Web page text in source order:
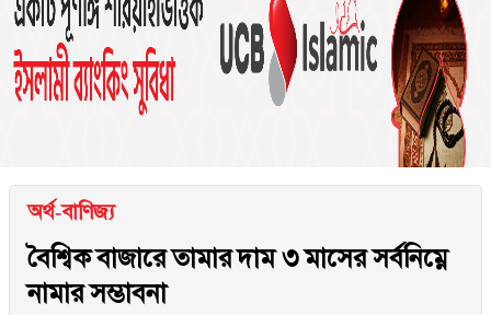
অর্থ-বাণিজ্য
বৈশ্বিক বাজারে তামার দাম ৩ মাসের সর্বনিম্নে
নামার সম্ভাবনা